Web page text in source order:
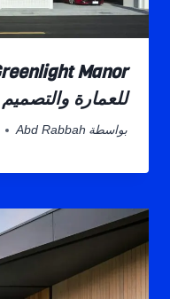
للعمارة
بواسطة Abd Rabbah